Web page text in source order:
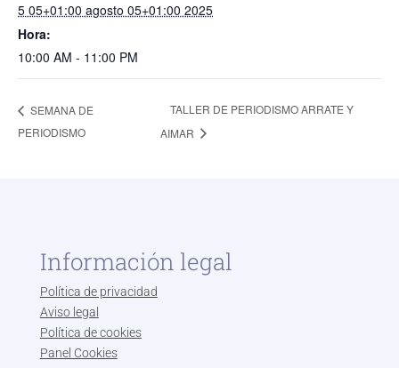
5 05+01:00 agosto 05+01:00 2025
Hora:
10:00 AM - 11:00 PM
SEMANA DE
PERIODISMO
TALLER DE PERIODISMO ARRATE Y
AIMAR
Información legal
Política de privacidad
Aviso legal
Política de cookies
Panel Cookies